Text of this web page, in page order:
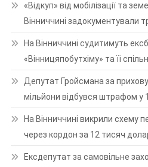
«Відкуп» від мобілізації та
Вінниччині задокументували
На Вінниччині судитимуть
«Вінницяпобутхіму» та її
Депутат Гройсмана за
мільйони відбувся штрафом у
На Вінниччині викрили схему
через кордон за 12 тисяч
Ексдепутат за самовільне